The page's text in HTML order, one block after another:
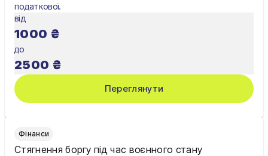
Львів
податкової.
від
1000 ₴
до
2500 ₴
Переглянути
Фінанси
Стягнення боргу під час воєнного стану